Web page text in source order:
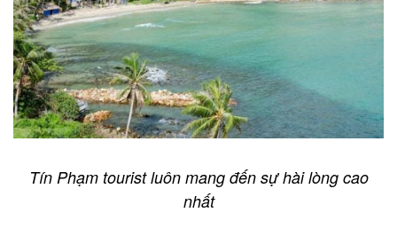
Tín Phạm tourist luôn mang đến sự hài lòng cao
nhất